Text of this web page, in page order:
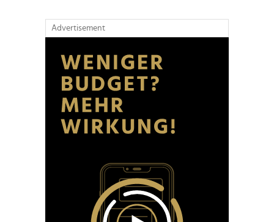
Advertisement